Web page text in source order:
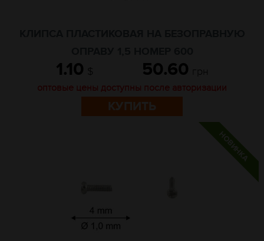
1.10 $ 50.60 грн
оптовые цены доступны после авторизации
КУПИТЬ